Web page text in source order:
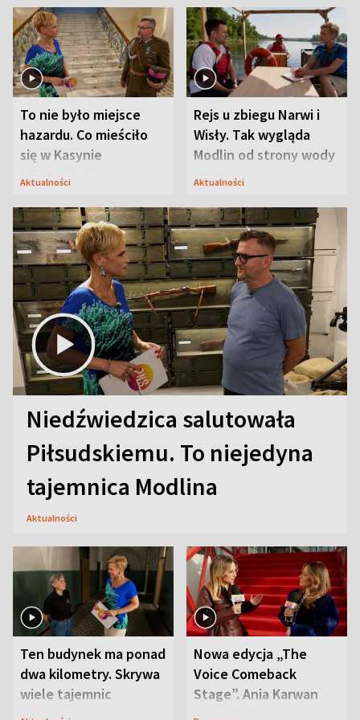
To nie było miejsce
hazardu. Co mieściło
się w Kasynie
Oficerskim?
Aktualności
Rejs u zbiegu Narwi i
Wisły. Tak wygląda
Modlin od strony wody
Aktualności
Niedźwiedzica salutowała
Piłsudskiemu. To niejedyna
tajemnica Modlina
Aktualności
Ten budynek ma ponad
dwa kilometry. Skrywa
wiele tajemnic
Nowa edycja „The
Voice Comeback
Stage”. Ania Karwan
zapowiada